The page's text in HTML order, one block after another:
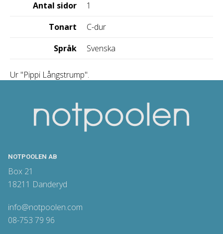
Antal sidor
1
Tonart
C-dur
Språk
Svenska
Ur "Pippi Långstrump".
NOTPOOLEN AB
Box 21
18211 Danderyd
info@notpoolen.com
08-753 79 96